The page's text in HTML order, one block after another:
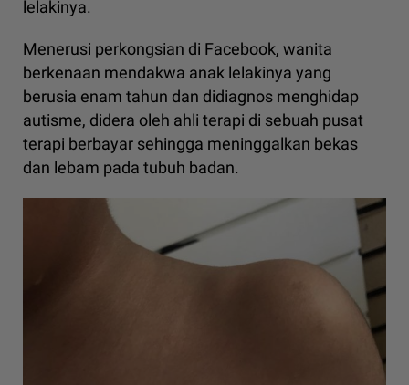
lelakinya.
Menerusi perkongsian di Facebook, wanita
berkenaan mendakwa anak lelakinya yang
berusia enam tahun dan didiagnos menghidap
autisme, didera oleh ahli terapi di sebuah pusat
terapi berbayar sehingga meninggalkan bekas
dan lebam pada tubuh badan.